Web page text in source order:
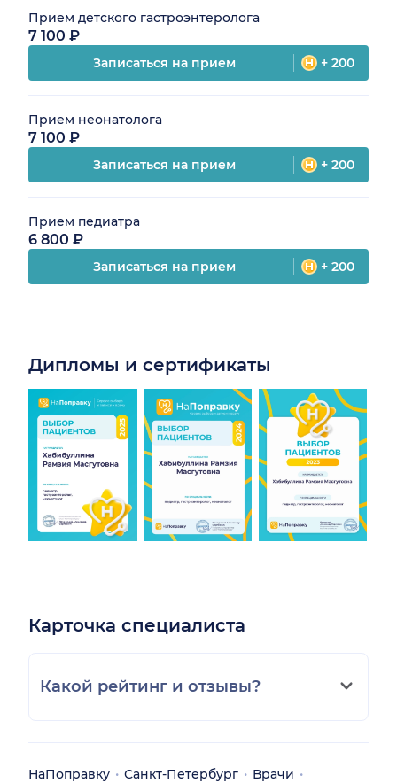
Прием детского гастроэнтеролога
7 100 ₽
Записаться на прием + 200
Прием неонатолога
7 100 ₽
Записаться на прием + 200
Прием педиатра
6 800 ₽
Записаться на прием + 200
Дипломы и сертификаты
Карточка специалиста
Какой рейтинг и отзывы?
НаПоправку Санкт-Петербург
Врачи